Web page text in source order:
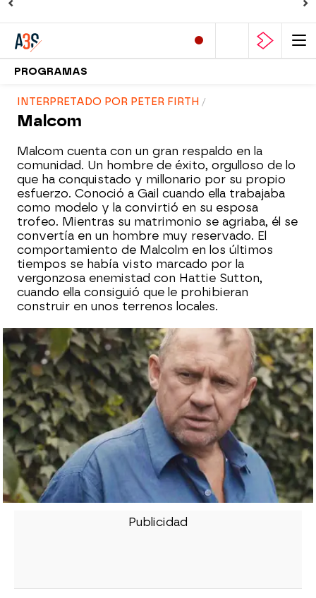
PROGRAMAS
INTERPRETADO POR PETER FIRTH
Malcom
Malcom cuenta con un gran respaldo en la
comunidad. Un hombre de éxito, orgulloso de lo
que ha conquistado y millonario por su propio
esfuerzo. Conoció a Gail cuando ella trabajaba
como modelo y la convirtió en su esposa
trofeo. Mientras su matrimonio se agriaba, él se
convertía en un hombre muy reservado. El
comportamiento de Malcolm en los últimos
tiempos se había visto marcado por la
vergonzosa enemistad con Hattie Sutton,
cuando ella consiguió que le prohibieran
construir en unos terrenos locales.